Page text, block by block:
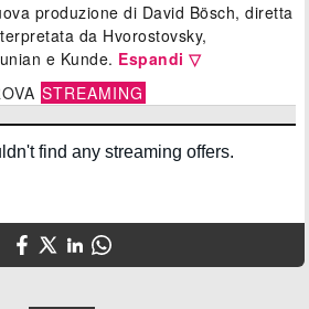
produzione di David Bösch, diretta
da Hvorostovsky,
e Kunde. Espandi ▽
STREAMING